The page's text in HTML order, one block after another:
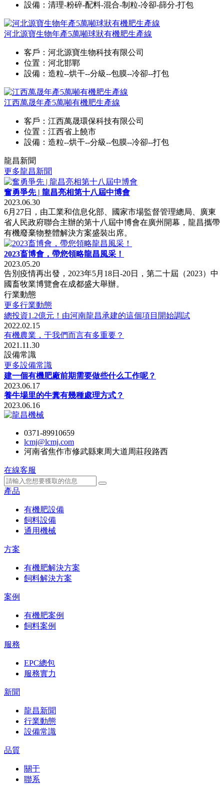
設備：清理-粉碎-配料-混合-制粒-冷卻-篩分-打包
河北源寶生物年產5萬噸球狀有機肥生產線
客戶：河北源寶生物科技有限公司
位置：河北邯鄲
設備：造粒--烘干--分級--包膜--冷卻--打包
江西萬晟年產5萬噸有機肥生產線
客戶：江西萬晟環保科技有限公司
位置：江西省上饒市
設備：造粒--烘干--分級--包膜--冷卻--打包
龍昌新聞
更多龍昌新聞
奮勇爭先 | 龍昌亮相第十八屆中博會
2023.06.30
6月27日，由工業和信息化部、國家市場監督管理總局、廣東
省人民政府聯合主辦的第十八屆中博會在廣州開幕，龍昌攜帶
有機廢棄物整體解決方案盛裝出席。
2023畜博會，帶您領略龍昌風采！
2023.05.20
告別疫情再出發，2023年5月18日-20日，第二十屆（2023）中
國畜牧業博覽會在成都盛大舉辦。
行業動態
更多行業動態
總投資1.2億元！由河南龍昌承建的這個項目開始調試
2022.02.15
有機農業，于我們而言有多重要？
2021.11.30
設備常識
更多設備常識
建一個有機肥廠前期需要做些什么工作呢？
2023.06.17
養牛場里的牛糞有幾種處理方式？
2023.06.16
0371-89910659
lcmj@lcmj.com
河南省焦作市修武縣東周大道周莊段路西
在線客服
產品
有機肥設備
飼料設備
通用機械
方案
有機肥解決方案
飼料解決方案
案例
有機肥案例
飼料案例
服務
EPC總包
服務實力
新聞
龍昌新聞
行業動態
設備常識
品質
關于
聯系